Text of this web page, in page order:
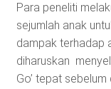
Para peneliti
sejumlah anak
dampak terhadap
diharuskan
Go’ tepat